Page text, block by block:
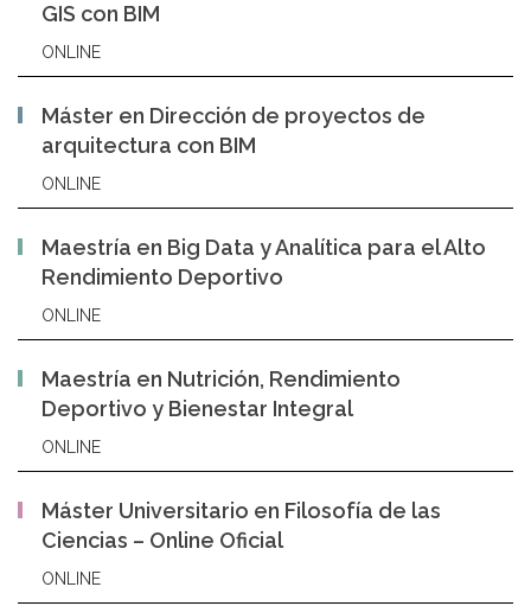
GIS con BIM
ONLINE
Máster en Dirección de proyectos de
arquitectura con BIM
ONLINE
Maestría en Big Data y Analítica para el Alto
Rendimiento Deportivo
ONLINE
Maestría en Nutrición, Rendimiento
Deportivo y Bienestar Integral
ONLINE
Máster Universitario en Filosofía de las
Ciencias – Online Oficial
ONLINE